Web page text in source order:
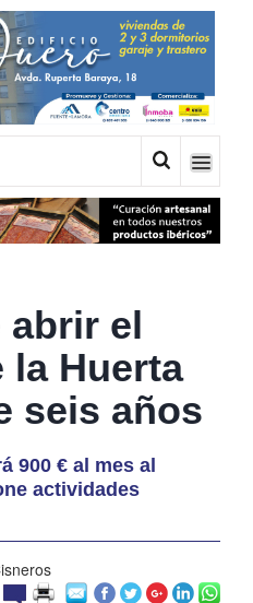
abrir el
la Huerta
seis años
900 € al mes al
actividades